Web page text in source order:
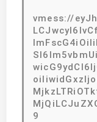
vmess://
9